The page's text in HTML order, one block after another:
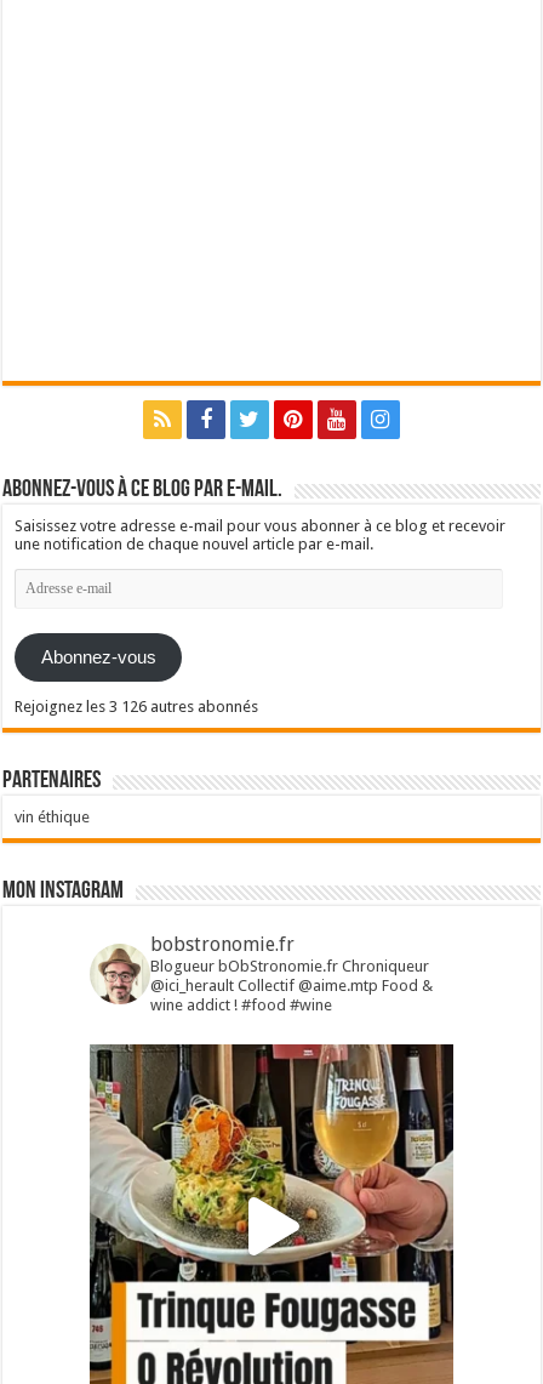
Abonnez-vous à ce blog par e-mail.
Saisissez votre adresse e-mail pour vous abonner à ce blog et recevoir
une notification de chaque nouvel article par e-mail.
Adresse
e-
Abonnez-vous
Rejoignez les 3 126 autres abonnés
Partenaires
vin éthique
Mon Instagram
bobstronomie.fr
Blogueur bObStronomie.fr Chroniqueur
@ici_heraultCollectif @aime.mtp Food &
wine addict !#food #wine